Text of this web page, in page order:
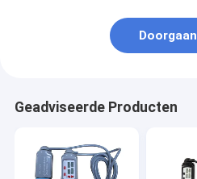
Doorgaan
Geadviseerde Producten